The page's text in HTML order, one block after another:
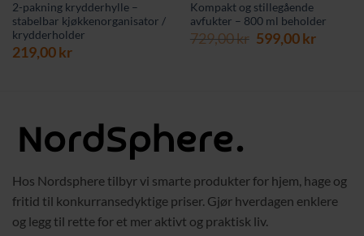
2-pakning krydderhylle –
stabelbar kjøkkenorganisator /
krydderholder
219,00kr
Kompakt og stillegående
avfukter – 800 ml beholder
729,00kr Opprinnelig
599,00kr
Hos Nordsphere tilbyr vi smarte produkter for hjem, hage og
fritid til konkurransedyktige priser. Gjør hverdagen enklere
og legg til rette for et mer aktivt og praktisk liv.